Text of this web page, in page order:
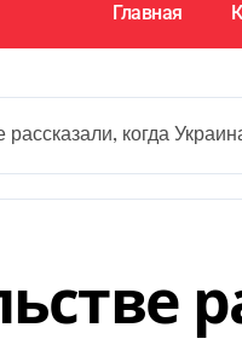
Главная
рассказали, когда